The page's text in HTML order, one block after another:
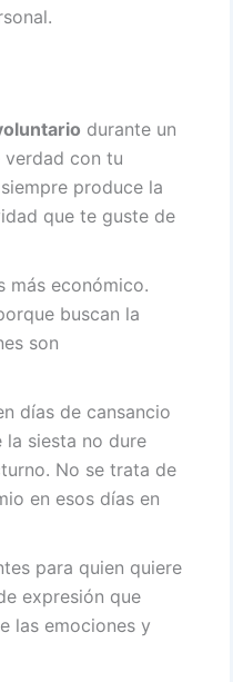
durante un
verdad con tu
produce la
que te guste de
más económico.
buscan la
son
días de cansancio
la siesta no dure
No se trata de
en esos días en
para quien quiere
expresión que
las emociones y